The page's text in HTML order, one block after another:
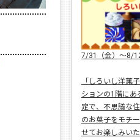
7/31（金）〜8/
「しろいし洋菓
ションの1階にあ
定で、不思議な
のお菓子をモチ
せてお楽しみい